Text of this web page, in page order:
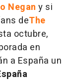
Negan y si
deThe
octubre,
en
a España un